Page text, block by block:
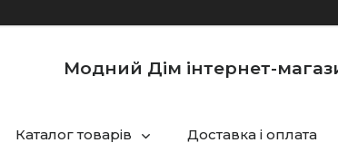
Модний Дім інтернет-
Каталог товарів Доставка і оплата